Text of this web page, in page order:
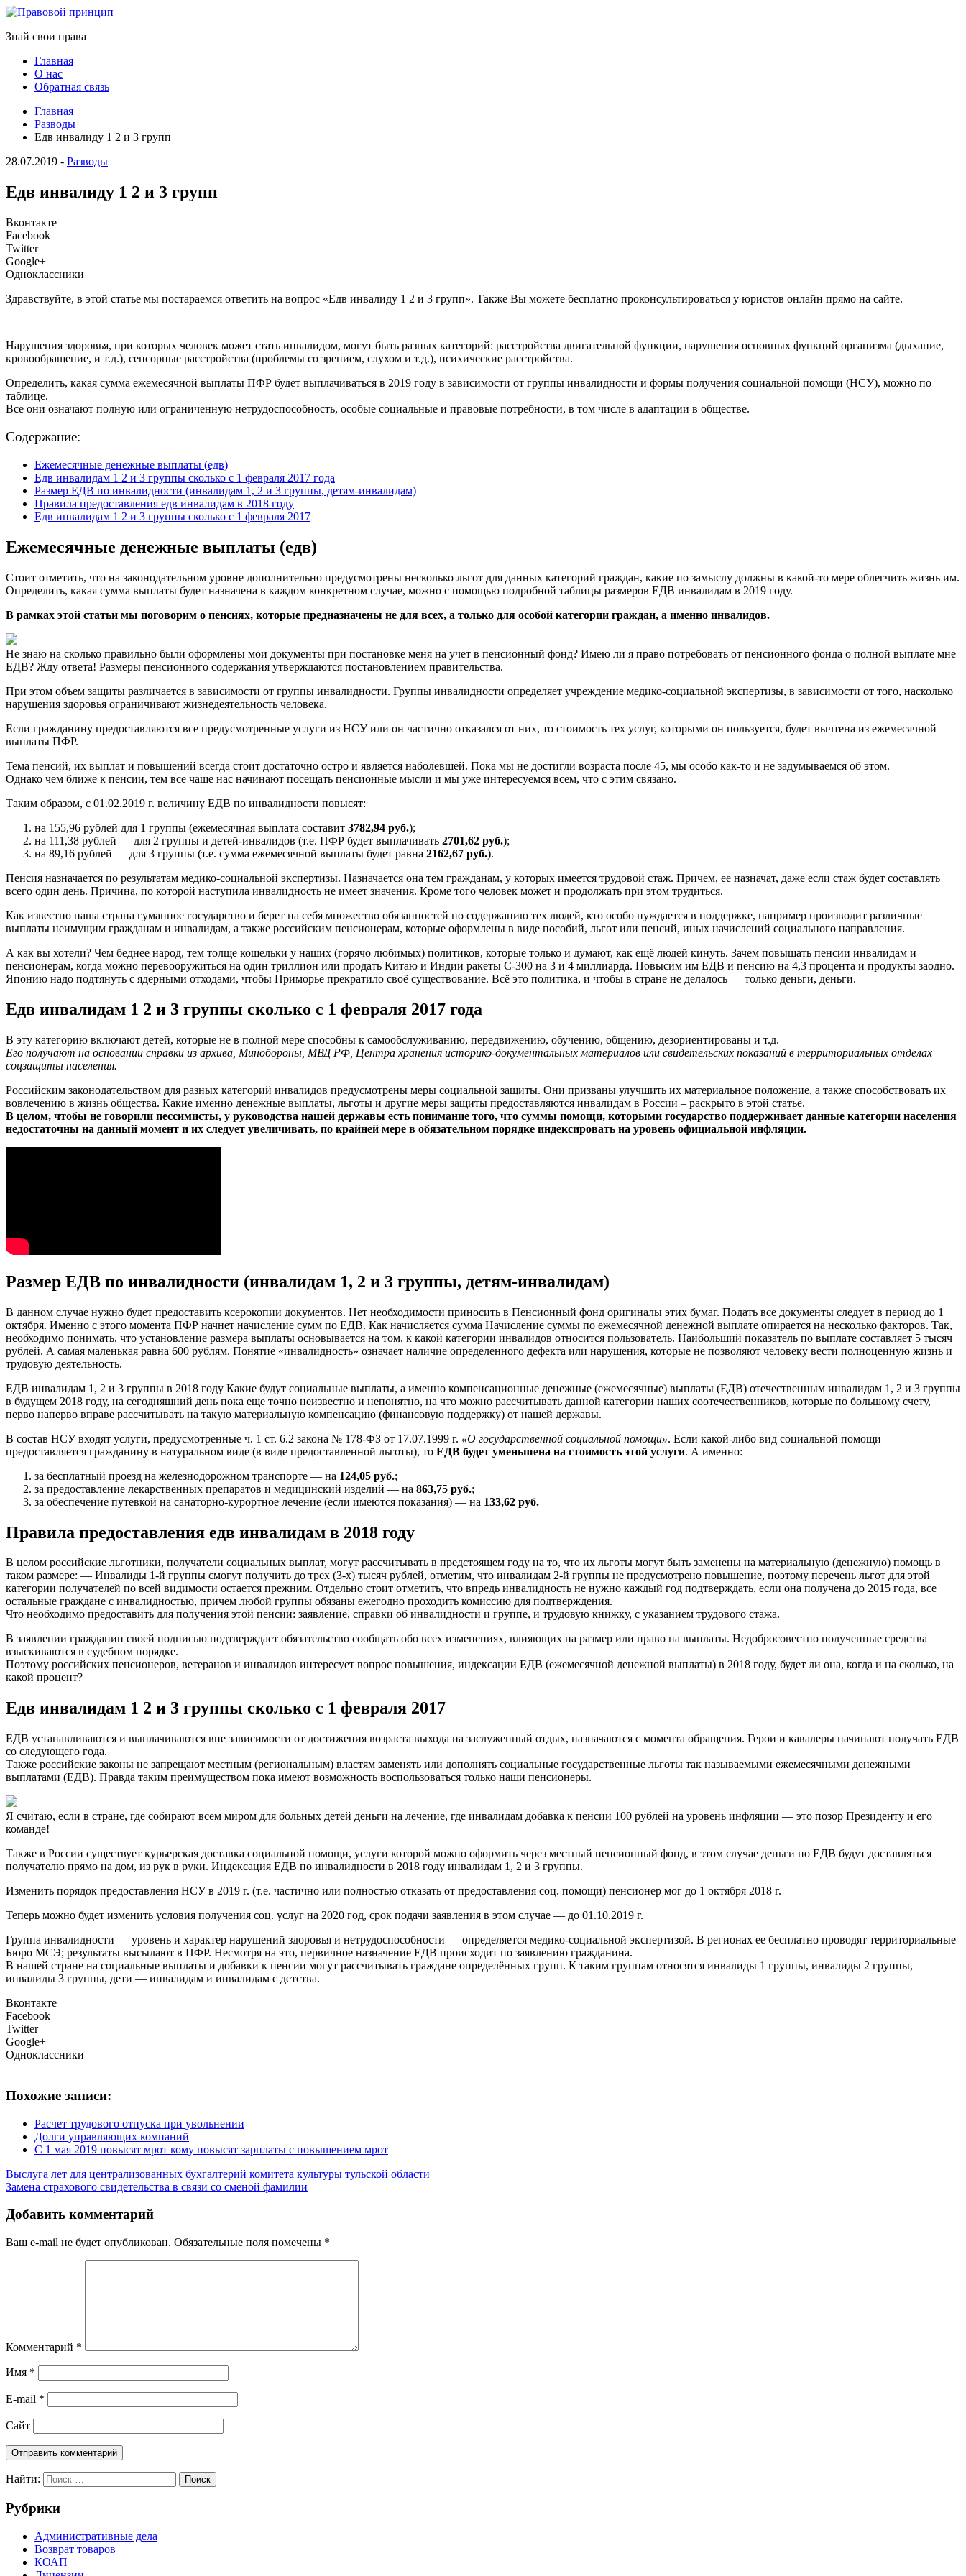
Знай свои права
Главная
О нас
Обратная связь
Главная
Разводы
Едв инвалиду 1 2 и 3 групп
28.07.2019 - Разводы
Едв инвалиду 1 2 и 3 групп
Вконтакте
Facebook
Twitter
Google+
Одноклассники
Здравствуйте, в этой статье мы постараемся ответить на вопрос «Едв инвалиду 1 2 и 3 групп». Также Вы можете бесплатно проконсультироваться у юристов онлайн прямо на сайте.
Нарушения здоровья, при которых человек может стать инвалидом, могут быть разных категорий: расстройства двигательной функции, нарушения основных функций организма (дыхание,
кровообращение, и т.д.), сенсорные расстройства (проблемы со зрением, слухом и т.д.), психические расстройства.
Определить, какая сумма ежемесячной выплаты ПФР будет выплачиваться в 2019 году в зависимости от группы инвалидности и формы получения социальной помощи (НСУ), можно по
таблице.
Все они означают полную или ограниченную нетрудоспособность, особые социальные и правовые потребности, в том числе в адаптации в обществе.
Содержание:
Ежемесячные денежные выплаты (едв)
Едв инвалидам 1 2 и 3 группы сколько с 1 февраля 2017 года
Размер ЕДВ по инвалидности (инвалидам 1, 2 и 3 группы, детям-инвалидам)
Правила предоставления едв инвалидам в 2018 году
Едв инвалидам 1 2 и 3 группы сколько с 1 февраля 2017
Ежемесячные денежные выплаты (едв)
Стоит отметить, что на законодательном уровне дополнительно предусмотрены несколько льгот для данных категорий граждан, какие по замыслу должны в какой-то мере облегчить жизнь им.
Определить, какая сумма выплаты будет назначена в каждом конкретном случае, можно с помощью подробной таблицы размеров ЕДВ инвалидам в 2019 году.
В рамках этой статьи мы поговорим о пенсиях, которые предназначены не для всех, а только для особой категории граждан, а именно инвалидов.
Не знаю на сколько правильно были оформлены мои документы при постановке меня на учет в пенсионный фонд? Имею ли я право потребовать от пенсионного фонда о полной выплате мне
ЕДВ? Жду ответа! Размеры пенсионного содержания утверждаются постановлением правительства.
При этом объем защиты различается в зависимости от группы инвалидности. Группы инвалидности определяет учреждение медико-социальной экспертизы, в зависимости от того, насколько
нарушения здоровья ограничивают жизнедеятельность человека.
Если гражданину предоставляются все предусмотренные услуги из НСУ или он частично отказался от них, то стоимость тех услуг, которыми он пользуется, будет вычтена из ежемесячной
выплаты ПФР.
Тема пенсий, их выплат и повышений всегда стоит достаточно остро и является наболевшей. Пока мы не достигли возраста после 45, мы особо как-то и не задумываемся об этом.
Однако чем ближе к пенсии, тем все чаще нас начинают посещать пенсионные мысли и мы уже интересуемся всем, что с этим связано.
Таким образом, с 01.02.2019 г. величину ЕДВ по инвалидности повысят:
на 155,96 рублей для 1 группы (ежемесячная выплата составит 3782,94 руб.);
на 111,38 рублей — для 2 группы и детей-инвалидов (т.е. ПФР будет выплачивать 2701,62 руб.);
на 89,16 рублей — для 3 группы (т.е. сумма ежемесячной выплаты будет равна 2162,67 руб.).
Пенсия назначается по результатам медико-социальной экспертизы. Назначается она тем гражданам, у которых имеется трудовой стаж. Причем, ее назначат, даже если стаж будет составлять
всего один день. Причина, по которой наступила инвалидность не имеет значения. Кроме того человек может и продолжать при этом трудиться.
Как известно наша страна гуманное государство и берет на себя множество обязанностей по содержанию тех людей, кто особо нуждается в поддержке, например производит различные
выплаты неимущим гражданам и инвалидам, а также российским пенсионерам, которые оформлены в виде пособий, льгот или пенсий, иных начислений социального направления.
А как вы хотели? Чем беднее народ, тем толще кошельки у наших (горячо любимых) политиков, которые только и думают, как ещё людей кинуть. Зачем повышать пенсии инвалидам и
пенсионерам, когда можно перевооружиться на один триллион или продать Китаю и Индии ракеты С-300 на 3 и 4 миллиарда. Повысим им ЕДВ и пенсию на 4,3 процента и продукты заодно.
Японию надо подтянуть с ядерными отходами, чтобы Приморье прекратило своё существование. Всё это политика, и чтобы в стране не делалось — только деньги, деньги.
Едв инвалидам 1 2 и 3 группы сколько с 1 февраля 2017 года
В эту категорию включают детей, которые не в полной мере способны к самообслуживанию, передвижению, обучению, общению, дезориентированы и т.д.
Его получают на основании справки из архива, Минобороны, МВД РФ, Центра хранения историко-документальных материалов или свидетельских показаний в территориальных отделах
соцзащиты населения.
Российским законодательством для разных категорий инвалидов предусмотрены меры социальной защиты. Они призваны улучшить их материальное положение, а также способствовать их
вовлечению в жизнь общества. Какие именно денежные выплаты, льготы и другие меры защиты предоставляются инвалидам в России – раскрыто в этой статье.
В целом, чтобы не говорили пессимисты, у руководства нашей державы есть понимание того, что суммы помощи, которыми государство поддерживает данные категории населения
недостаточны на данный момент и их следует увеличивать, по крайней мере в обязательном порядке индексировать на уровень официальной инфляции.
Размер ЕДВ по инвалидности (инвалидам 1, 2 и 3 группы, детям-инвалидам)
В данном случае нужно будет предоставить ксерокопии документов. Нет необходимости приносить в Пенсионный фонд оригиналы этих бумаг. Подать все документы следует в период до 1
октября. Именно с этого момента ПФР начнет начисление сумм по ЕДВ. Как начисляется сумма Начисление суммы по ежемесячной денежной выплате опирается на несколько факторов. Так,
необходимо понимать, что установление размера выплаты основывается на том, к какой категории инвалидов относится пользователь. Наибольший показатель по выплате составляет 5 тысяч
рублей. А самая маленькая равна 600 рублям. Понятие «инвалидность» означает наличие определенного дефекта или нарушения, которые не позволяют человеку вести полноценную жизнь и
трудовую деятельность.
ЕДВ инвалидам 1, 2 и 3 группы в 2018 году Какие будут социальные выплаты, а именно компенсационные денежные (ежемесячные) выплаты (ЕДВ) отечественным инвалидам 1, 2 и 3 группы
в будущем 2018 году, на сегодняшний день пока еще точно неизвестно и непонятно, на что можно рассчитывать данной категории наших соотечественников, которые по большому счету,
перво наперво вправе рассчитывать на такую материальную компенсацию (финансовую поддержку) от нашей державы.
В состав НСУ входят услуги, предусмотренные ч. 1 ст. 6.2 закона № 178-ФЗ от 17.07.1999 г. «О государственной социальной помощи». Если какой-либо вид социальной помощи
предоставляется гражданину в натуральном виде (в виде предоставленной льготы), то ЕДВ будет уменьшена на стоимость этой услуги. А именно:
за бесплатный проезд на железнодорожном транспорте — на 124,05 руб.;
за предоставление лекарственных препаратов и медицинский изделий — на 863,75 руб.;
за обеспечение путевкой на санаторно-курортное лечение (если имеются показания) — на 133,62 руб.
Правила предоставления едв инвалидам в 2018 году
В целом российские льготники, получатели социальных выплат, могут рассчитывать в предстоящем году на то, что их льготы могут быть заменены на материальную (денежную) помощь в
таком размере: — Инвалиды 1-й группы смогут получить до трех (3-х) тысяч рублей, отметим, что инвалидам 2-й группы не предусмотрено повышение, поэтому перечень льгот для этой
категории получателей по всей видимости остается прежним. Отдельно стоит отметить, что впредь инвалидность не нужно каждый год подтверждать, если она получена до 2015 года, все
остальные граждане с инвалидностью, причем любой группы обязаны ежегодно проходить комиссию для подтверждения.
Что необходимо предоставить для получения этой пенсии: заявление, справки об инвалидности и группе, и трудовую книжку, с указанием трудового стажа.
В заявлении гражданин своей подписью подтверждает обязательство сообщать обо всех изменениях, влияющих на размер или право на выплаты. Недобросовестно полученные средства
взыскиваются в судебном порядке.
Поэтому российских пенсионеров, ветеранов и инвалидов интересует вопрос повышения, индексации ЕДВ (ежемесячной денежной выплаты) в 2018 году, будет ли она, когда и на сколько, на
какой процент?
Едв инвалидам 1 2 и 3 группы сколько с 1 февраля 2017
ЕДВ устанавливаются и выплачиваются вне зависимости от достижения возраста выхода на заслуженный отдых, назначаются с момента обращения. Герои и кавалеры начинают получать ЕДВ
со следующего года.
Также российские законы не запрещают местным (региональным) властям заменять или дополнять социальные государственные льготы так называемыми ежемесячными денежными
выплатами (ЕДВ). Правда таким преимуществом пока имеют возможность воспользоваться только наши пенсионеры.
Я считаю, если в стране, где собирают всем миром для больных детей деньги на лечение, где инвалидам добавка к пенсии 100 рублей на уровень инфляции — это позор Президенту и его
команде!
Также в России существует курьерская доставка социальной помощи, услуги которой можно оформить через местный пенсионный фонд, в этом случае деньги по ЕДВ будут доставляться
получателю прямо на дом, из рук в руки. Индексация ЕДВ по инвалидности в 2018 году инвалидам 1, 2 и 3 группы.
Изменить порядок предоставления НСУ в 2019 г. (т.е. частично или полностью отказать от предоставления соц. помощи) пенсионер мог до 1 октября 2018 г.
Теперь можно будет изменить условия получения соц. услуг на 2020 год, срок подачи заявления в этом случае — до 01.10.2019 г.
Группа инвалидности — уровень и характер нарушений здоровья и нетрудоспособности — определяется медико-социальной экспертизой. В регионах ее бесплатно проводят территориальные
Бюро МСЭ; результаты высылают в ПФР. Несмотря на это, первичное назначение ЕДВ происходит по заявлению гражданина.
В нашей стране на социальные выплаты и добавки к пенсии могут рассчитывать граждане определённых групп. К таким группам относятся инвалиды 1 группы, инвалиды 2 группы,
инвалиды 3 группы, дети — инвалидам и инвалидам с детства.
Вконтакте
Facebook
Twitter
Google+
Одноклассники
Похожие записи:
Расчет трудового отпуска при увольнении
Долги управляющих компаний
С 1 мая 2019 повысят мрот кому повысят зарплаты с повышением мрот
Выслуга лет для централизованных бухгалтерий комитета культуры тульской области
Замена страхового свидетельства в связи со сменой фамилии
Добавить комментарий
Ваш e-mail не будет опубликован. Обязательные поля помечены *
Комментарий *
Имя *
E-mail *
Сайт
Найти: Поиск
Рубрики
Административные дела
Возврат товаров
КОАП